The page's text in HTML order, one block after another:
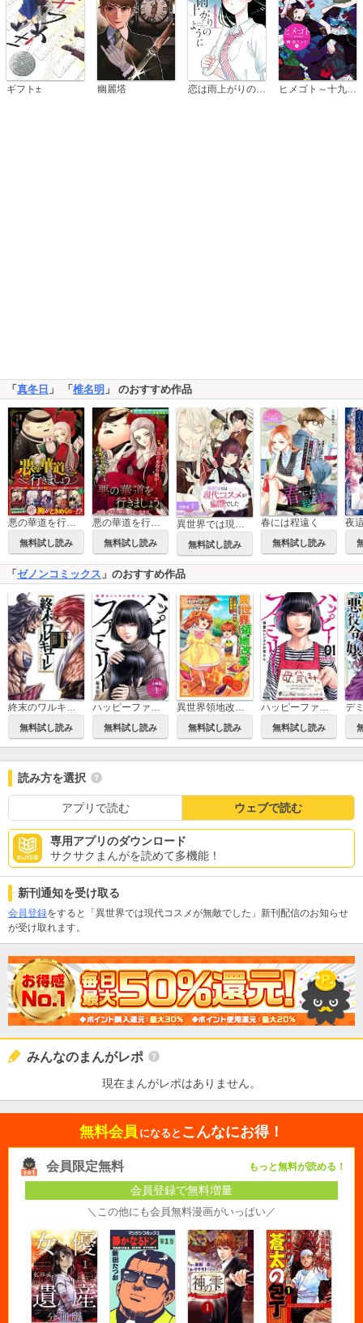
ギフト± 幽麗塔 ヒメゴト～十九歳の制服～
「真冬日 」 「椎名明 」 のおすすめ作品
悪の華道を行きましょう【コミックス版】
無料試し読み
悪の華道を行きましょう
無料試し読み 無料試し読み
春には程遠く
無料試し読み
「ゼノンコミックス 」のおすすめ作品
終末のワルキューレ
無料試し読み
ハッピーファミリー 復讐のレンタルお母さん 分冊版
無料試し読み
異世界領地改革～土魔法で始める公共事業～
無料試し読み
ハッピーファミリー 復讐のレンタルお母さん
無料試し読み
読み方を選択
アプリで読む ウェブで読む
専用アプリのダウンロード
サクサクまんがを読めて多機能！
新刊通知を受け取る
会員登録をすると「異世界では現代コスメが無敵でした」新刊配信のお知らせ
が受け取れます。
みんなのまんがレポ
現在まんがレポはありません。
無料会員 になると こんなにお得！
会員限定無料 もっと無料が読める！
会員登録で無料増量
＼この他にも会員無料漫画がいっぱい／